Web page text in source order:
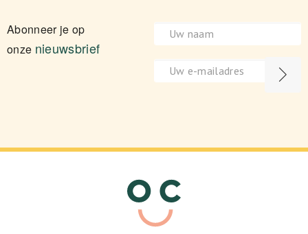
Abonneer je op
onze nieuwsbrief